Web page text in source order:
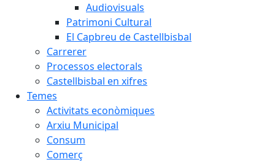
Audiovisuals
Patrimoni Cultural
El Capbreu de Castellbisbal
Carrerer
Processos electorals
Castellbisbal en xifres
Temes
Activitats econòmiques
Arxiu Municipal
Consum
Comerç